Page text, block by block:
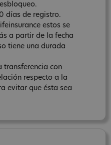
días de registro.
estos se
a partir de la fecha
tiene una durada
transferencia con
respecto a la
evitar que ésta sea